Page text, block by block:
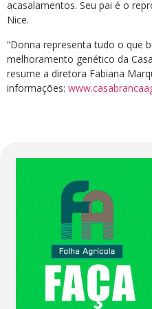
acasalamentos. Seu pai é o
Nice.
“Donna representa tudo o que
melhoramento genético da
resume a diretora Fabiana
informações: